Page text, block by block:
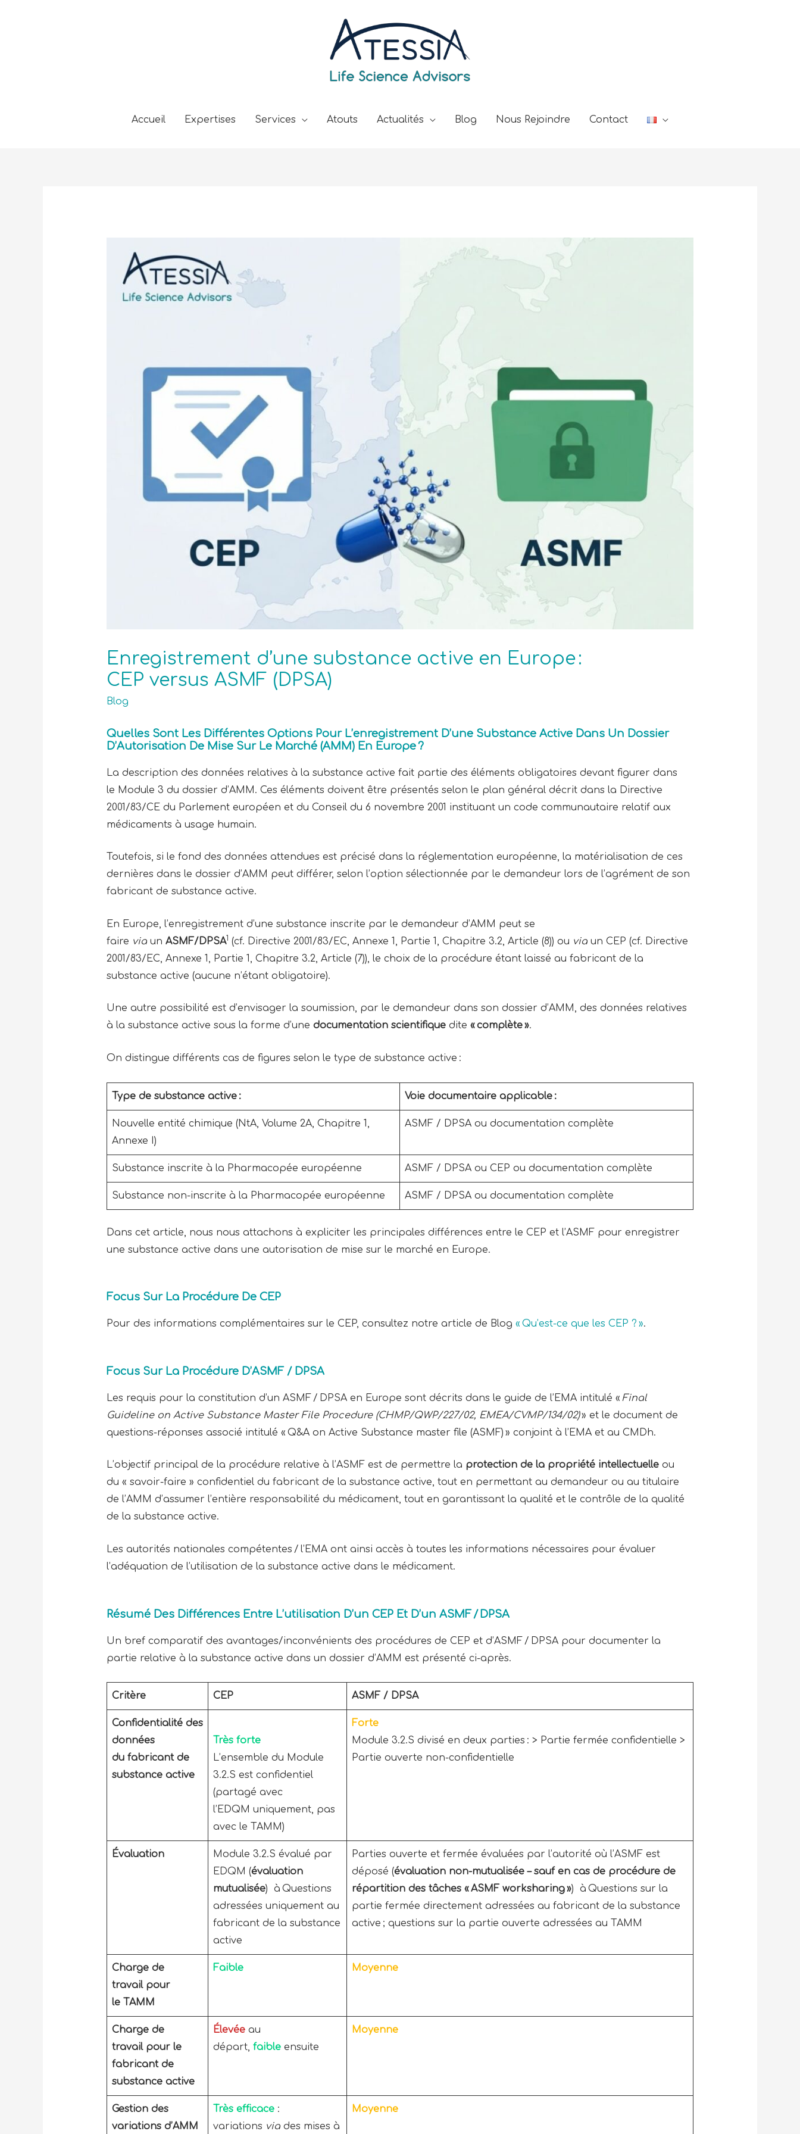
Accueil Expertises Services Atouts Actualités Blog Nous Rejoindre Contact
Enregistrement d’une substance active en Europe :
CEP versus ASMF (DPSA)
Blog
Quelles Sont Les Différentes Options Pour L’enregistrement D’une Substance Active Dans Un Dossier
D’Autorisation De Mise Sur Le Marché (AMM) En Europe ?
La description des données relatives à la substance active fait partie des éléments obligatoires devant figurer dans
le Module 3 du dossier d’AMM. Ces éléments doivent être présentés selon le plan général décrit dans la Directive
2001/83/CE du Parlement européen et du Conseil du 6 novembre 2001 instituant un code communautaire relatif aux
médicaments à usage humain.
Toutefois, si le fond des données attendues est précisé dans la réglementation européenne, la matérialisation de ces
dernières dans le dossier d’AMM peut différer, selon l’option sélectionnée par le demandeur lors de l’agrément de son
fabricant de substance active.
En Europe, l’enregistrement d’une substance inscrite par le demandeur d’AMM peut se
faire viaun ASMF/DPSA1 (cf. Directive 2001/83/EC, Annexe 1, Partie 1, Chapitre 3.2, Article (8)) ou viaun CEP (cf. Directive
2001/83/EC, Annexe 1, Partie 1, Chapitre 3.2, Article (7)), le choix de la procédure étant laissé au fabricant de la
substance active (aucune n’étant obligatoire).
Une autre possibilité est d’envisager la soumission, par le demandeur dans son dossier d’AMM, des données relatives
à la substance active sous la forme d’une documentation scientifiquedite « complète ».
On distingue différents cas de figures selon le type de substance active :
Type de substance active : Voie documentaire applicable :
Nouvelle entité chimique (NtA, Volume 2A, Chapitre 1,
Annexe I)
ASMF / DPSA ou documentation complète
Substance inscrite à la Pharmacopée européenne ASMF / DPSA ou CEP ou documentation complète
Substance non-inscrite à la Pharmacopée européenne ASMF / DPSA ou documentation complète
Dans cet article, nous nous attachons à expliciter les principales différences entre le CEP et l’ASMF pour enregistrer
une substance active dans une autorisation de mise sur le marché en Europe.
Focus Sur La Procédure De CEP
Pour des informations complémentaires sur le CEP, consultez notre article de Blog « Qu’est-ce que les CEP ? ».
Focus Sur La Procédure D’ASMF / DPSA
Les requis pour la constitution d’un ASMF / DPSA en Europe sont décrits dans le guide de l’EMA intitulé « Final
Guideline on Active Substance Master File Procedure (CHMP/QWP/227/02, EMEA/CVMP/134/02)» et le document de
questions-réponses associé intitulé « Q&A on Active Substance master file (ASMF) » conjoint à l’EMA et au CMDh.
L’objectif principal de la procédure relative à l’ASMF est de permettre la protection de la propriété intellectuelleou
du « savoir-faire » confidentiel du fabricant de la substance active, tout en permettant au demandeur ou au titulaire
de l’AMM d’assumer l’entière responsabilité du médicament, tout en garantissant la qualité et le contrôle de la qualité
de la substance active.
Les autorités nationales compétentes / l’EMA ont ainsi accès à toutes les informations nécessaires pour évaluer
l’adéquation de l’utilisation de la substance active dans le médicament.
Résumé Des Différences Entre L’utilisation D’un CEP Et D’un ASMF / DPSA
Un bref comparatif des avantages/inconvénients des procédures de CEP et d’ASMF / DPSA pour documenter la
partie relative à la substance active dans un dossier d’AMM est présenté ci-après.
Critère CEP ASMF / DPSA
Confidentialité des
données
du fabricant de
substance active
Très forte
L’ensemble du Module
3.2.S est confidentiel
(partagé avec
l’EDQM uniquement, pas
avec le TAMM)
Forte
Module 3.2.S divisé en deux parties : > Partie fermée confidentielle >
Partie ouverte non-confidentielle
Évaluation
Module 3.2.S évalué par
EDQM (évaluation
mutualisée) à Questions
adressées uniquement au
fabricant de la substance
active
Parties ouverte et fermée évaluées par l’autorité où l’ASMF est
déposé (évaluation non-mutualisée – sauf en cas de procédure de
répartition des tâches « ASMF worksharing ») à Questions sur la
partie fermée directement adressées au fabricant de la substance
active ; questions sur la partie ouverte adressées au TAMM
Charge de
travail pour
le TAMM
Faible Moyenne
Charge de
travail pour le
fabricant de
substance active
Élevéeau
départ, faibleensuite
Moyenne
Gestion des
variations d’AMM
Très efficace:
variations viades mises à
Moyenne